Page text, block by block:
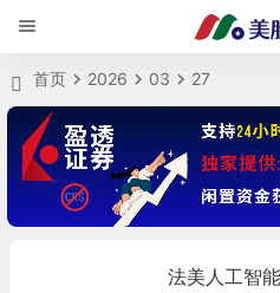
首页 2026 03 27
法美人工智